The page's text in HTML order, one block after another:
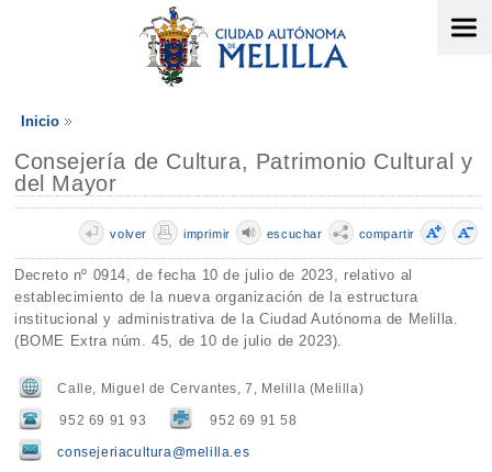
Inicio
Consejería de Cultura, Patrimonio Cultural y
del Mayor
compartir
escuchar
imprimir
volver
Decreto nº 0914, de fecha 10 de julio de 2023, relativo al
establecimiento de la nueva organización de la estructura
institucional y administrativa de la Ciudad Autónoma de Melilla.
(BOME Extra núm. 45, de 10 de julio de 2023).
Calle, Miguel de Cervantes, 7, Melilla (Melilla)
952 69 91 93 952 69 91 58
consejeriacultura@melilla.es